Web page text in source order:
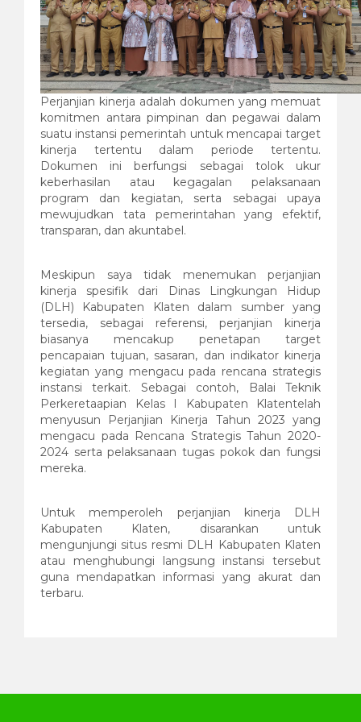
Perjanjian kinerja adalah dokumen yang memuat
komitmen antara pimpinan dan pegawai dalam
suatu instansi pemerintah untuk mencapai target
kinerja tertentu dalam periode tertentu.
Dokumen ini berfungsi sebagai tolok ukur
keberhasilan atau kegagalan pelaksanaan
program dan kegiatan, serta sebagai upaya
mewujudkan tata pemerintahan yang efektif,
transparan, dan akuntabel.
Meskipun saya tidak menemukan perjanjian
kinerja spesifik dari Dinas Lingkungan Hidup
(DLH) Kabupaten Klaten dalam sumber yang
tersedia, sebagai referensi, perjanjian kinerja
biasanya mencakup penetapan target
pencapaian tujuan, sasaran, dan indikator kinerja
kegiatan yang mengacu pada rencana strategis
instansi terkait. Sebagai contoh, Balai Teknik
Perkeretaapian Kelas I Kabupaten Klatentelah
menyusun Perjanjian Kinerja Tahun 2023 yang
mengacu pada Rencana Strategis Tahun 2020-
2024 serta pelaksanaan tugas pokok dan fungsi
mereka.
Untuk memperoleh perjanjian kinerja DLH
Kabupaten Klaten, disarankan untuk
mengunjungi situs resmi DLH Kabupaten Klaten
atau menghubungi langsung instansi tersebut
guna mendapatkan informasi yang akurat dan
terbaru.